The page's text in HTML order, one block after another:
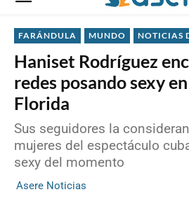
FARÁNDULA MUNDO NOTICIAS
Haniset Rodríguez
redes posando sexy
Florida
Sus seguidores la
mujeres del espectáculo
sexy del momento
Asere Noticias